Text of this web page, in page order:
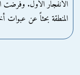
الانفجار الأول. وفرضت
المنطقة بحثاً عن عبوات